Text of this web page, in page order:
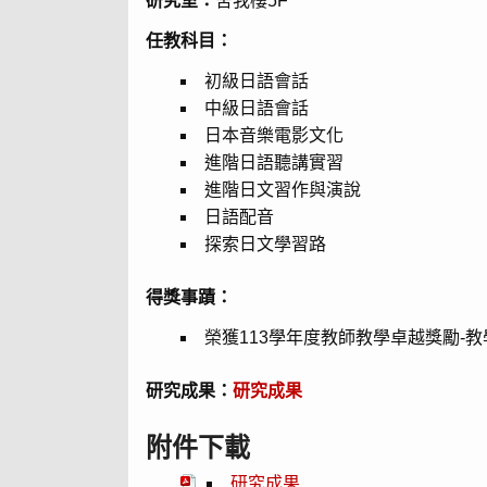
任教科目：
初級日語會話
中級日語會話
日本音樂電影文化
進階日語聽講實習
進階日文習作與演說
日語配音
探索日文學習路
得獎事蹟：
榮獲113學年度教師教學卓越獎勵-
研究成果：研究成果
附件下載
研究成果